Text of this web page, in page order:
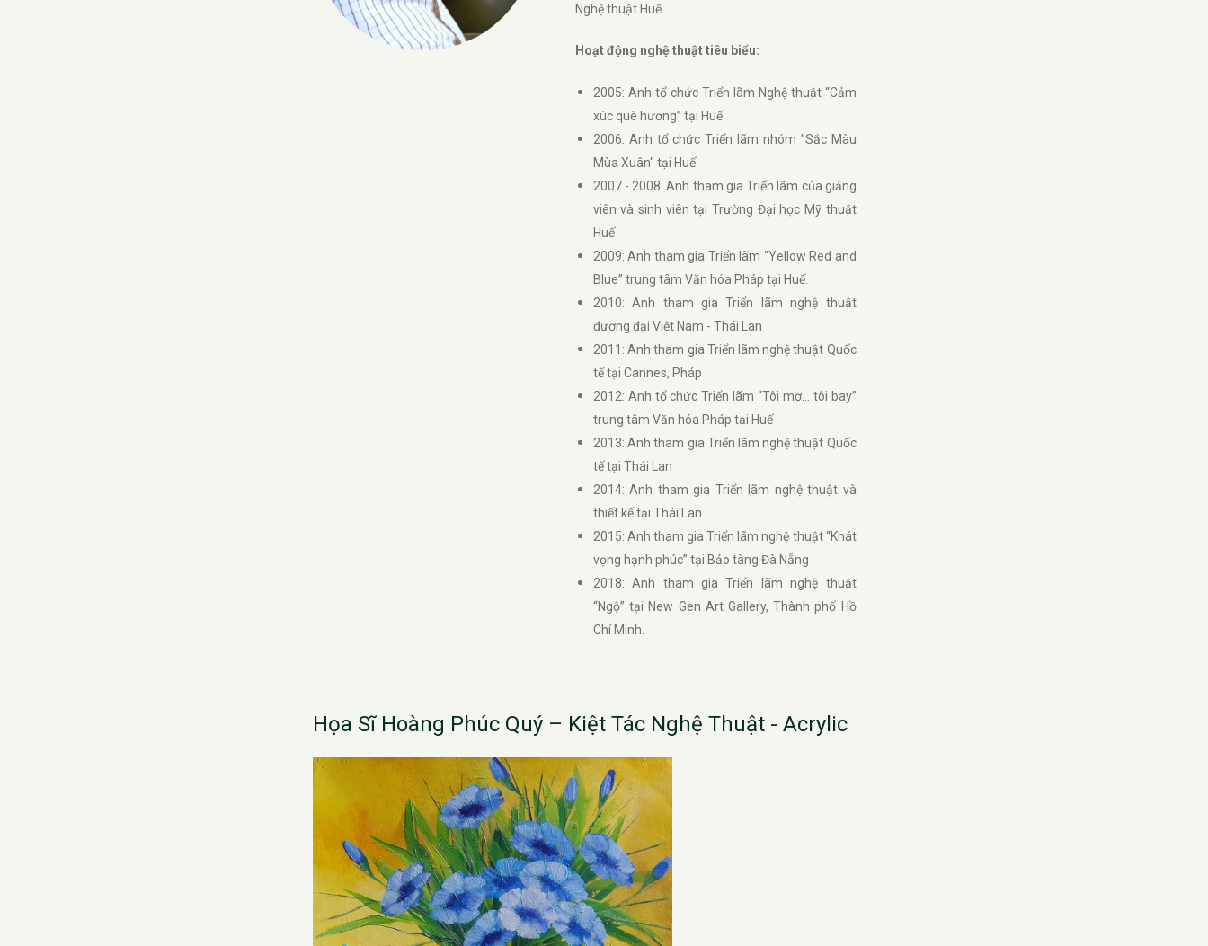
Nghệ thuật Huế.
Hoạt động nghệ thuật tiêu biểu:
2005: Anh tổ chức Triển lãm Nghệ thuật “Cảm
xúc quê hương” tại Huế.
2006: Anh tổ chức Triển lãm nhóm "Sắc Màu
Mùa Xuân" tại Huế
2007 - 2008: Anh tham gia Triển lãm của giảng
viên và sinh viên tại Trường Đại học Mỹ thuật
Huế
2009: Anh tham gia Triển lãm “Yellow Red and
Blue” trung tâm Văn hóa Pháp tại Huế.
2010: Anh tham gia Triển lãm nghệ thuật
đương đại Việt Nam - Thái Lan
2011: Anh tham gia Triển lãm nghệ thuật Quốc
tế tại Cannes, Pháp
2012: Anh tổ chức Triển lãm “Tôi mơ… tôi bay”
trung tâm Văn hóa Pháp tại Huế
2013: Anh tham gia Triển lãm nghệ thuật Quốc
tế tại Thái Lan
2014: Anh tham gia Triển lãm nghệ thuật và
thiết kế tại Thái Lan
2015: Anh tham gia Triển lãm nghệ thuật “Khát
vọng hạnh phúc” tại Bảo tàng Đà Nẵng
2018: Anh tham gia Triển lãm nghệ thuật
“Ngộ” tại New Gen Art Gallery, Thành phố Hồ
Chí Minh.
Họa Sĩ Hoàng Phúc Quý – Kiệt Tác Nghệ Thuật - Acrylic